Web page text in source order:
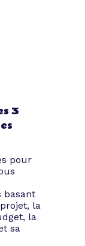
3
pour
basant
la
la
sa